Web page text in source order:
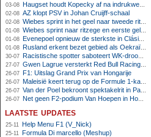
03-08 Haugset houdt Kopecky af na indrukwekkende solo van 86 kilometer
02-08 AZ klopt PSV in Johan Cruijff-schaal
02-08 Wiebes sprint in het geel naar tweede ritzege
01-08 Wiebes sprint naar ritzege en eerste gele trui in Tour Femmes
01-08 Evenepoel opnieuw de sterkste in Clásica San Sebastián
01-08 Rusland erkent bezet gebied als Oekraïens voor opheffing IOC-schorsing
30-07 Racistische spotter saboteert WK-droom van powerliftster
27-07 Gwen Lagrue versterkt Red Bull Racing vanaf 2027
26-07 F1: Uitslag Grand Prix van Hongarije
26-07 Maleisië keert terug op de Formule 1-kalender in 2026
26-07 Van der Poel bekroont spektakelrit in Parijs met nipte zege; eindzege Pogacar
26-07 Net geen F2-podium Van Hoepen in Hongarije, Leon maakt indruk
laatste updates
25-11 Help Menu F1 (V_Nick)
25-11 Formula Di marcello (Meshup)